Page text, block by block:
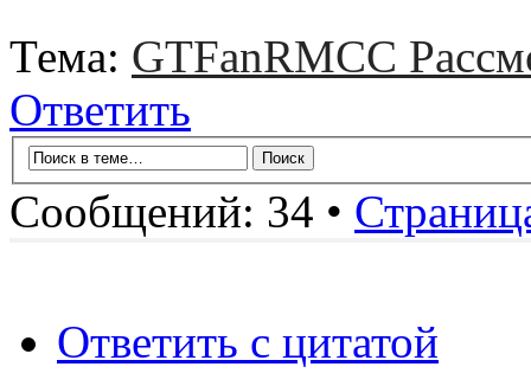
Тема: GTFanRMCC
Ответить
Сообщений: 34 •
Ответить с цитатой